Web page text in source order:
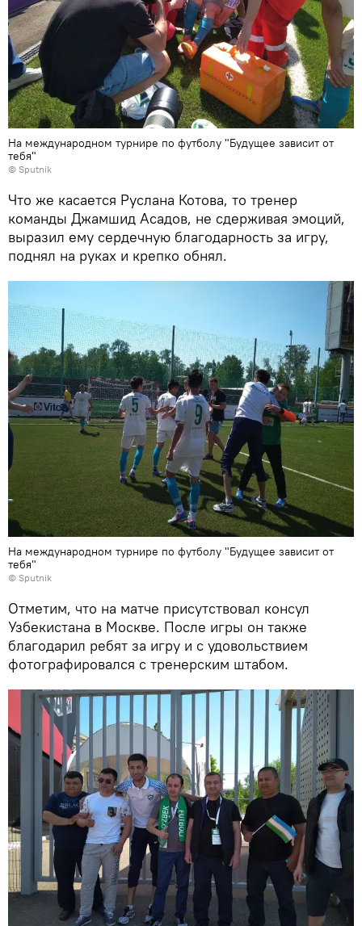
На международном турнире по футболу "Будущее зависит от
тебя"
© Sputnik
Что же касается Руслана Котова, то тренер
команды Джамшид Асадов, не сдерживая эмоций,
выразил ему сердечную благодарность за игру,
поднял на руках и крепко обнял.
На международном турнире по футболу "Будущее зависит от
тебя"
© Sputnik
Отметим, что на матче присутствовал консул
Узбекистана в Москве. После игры он также
благодарил ребят за игру и с удовольствием
фотографировался с тренерским штабом.